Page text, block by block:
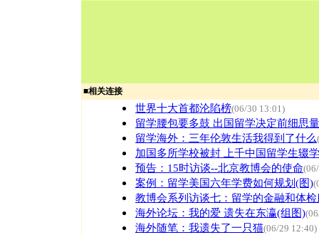
■相关连接
世界十大首都沦陷榜(06/30 13:01)
留学腰包要多鼓 出国留学决定前细思量
留学海外：三年伦敦生活我得到了什么
加国多所学校被封 上千中国留学生辍学
预告：15时访谈--北京教博会的使命
案例：留学美国六年学费如何规划(图)
教博会系列访谈七：留学的金融和体
海外论坛：我的爱 遗失在东瀛(组图)
海外随笔：我遗失了一只猫(06/29 12:40)